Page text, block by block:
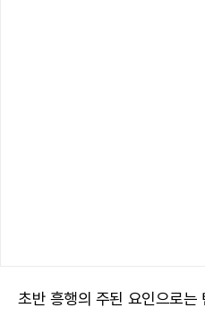
초반 흥행의 주된 요인으로는